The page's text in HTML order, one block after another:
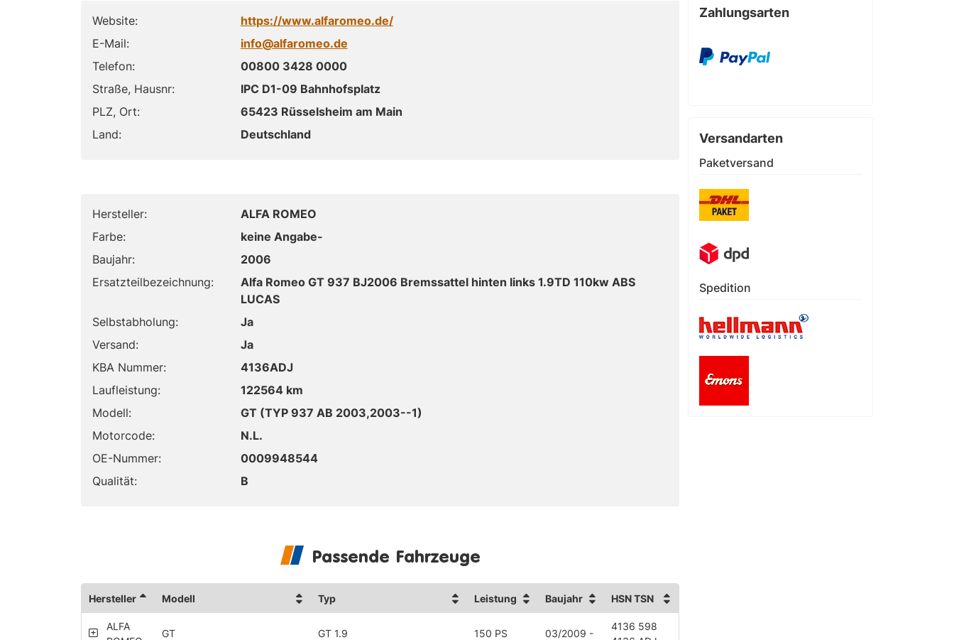
Website:
https://www.alfaromeo.de/
E-Mail:
info@alfaromeo.de
Telefon:
00800 3428 0000
Straße, Hausnr:
IPC D1-09 Bahnhofsplatz
PLZ, Ort:
65423 Rüsselsheim am Main
Land:
Deutschland
Hersteller:
ALFA ROMEO
Farbe:
keine Angabe-
Baujahr:
2006
Ersatzteilbezeichnung:
Alfa Romeo GT 937 BJ2006 Bremssattel hinten links 1.9TD 110kw ABS
LUCAS
Selbstabholung:
Ja
Versand:
Ja
KBA Nummer:
4136ADJ
Laufleistung:
122564 km
Modell:
GT (TYP 937 AB 2003,2003--1)
Motorcode:
N.L.
OE-Nummer:
0009948544
Qualität:
B
Passende Fahrzeuge
Hersteller Modell Typ Leistung Baujahr HSN TSN
ALFA
GT GT 1.9 150 PS 03/2009 -
4136 598
Zahlungsarten
Versandarten
Paketversand
Spedition